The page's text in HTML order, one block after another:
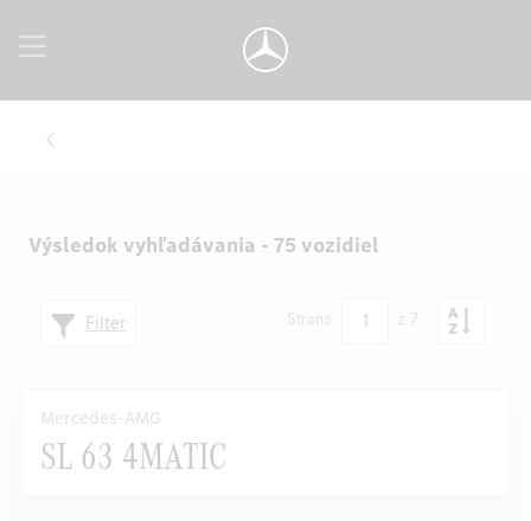
Výsledok vyhľadávania - 75 vozidiel
Filter Strana 1 z 7
Mercedes-AMG
SL 63 4MATIC